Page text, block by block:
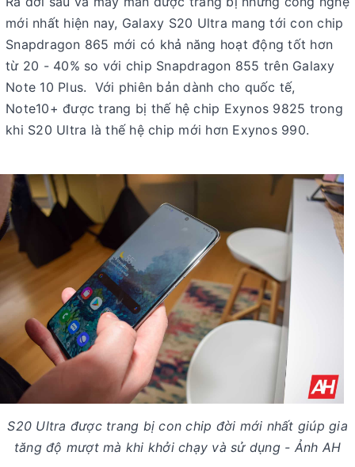
mới nhất hiện nay, Galaxy S20 Ultra mang tới con chip
Snapdragon 865 mới có khả năng hoạt động tốt hơn
từ 20 - 40% so với chip Snapdragon 855 trên Galaxy
Note 10 Plus. Với phiên bản dành cho quốc tế,
Note10+ được trang bị thế hệ chip Exynos 9825 trong
khi S20 Ultra là thế hệ chip mới hơn Exynos 990.
S20 Ultra được trang bị con chip đời mới nhất giúp gia
tăng độ mượt mà khi khởi chạy và sử dụng - Ảnh AH